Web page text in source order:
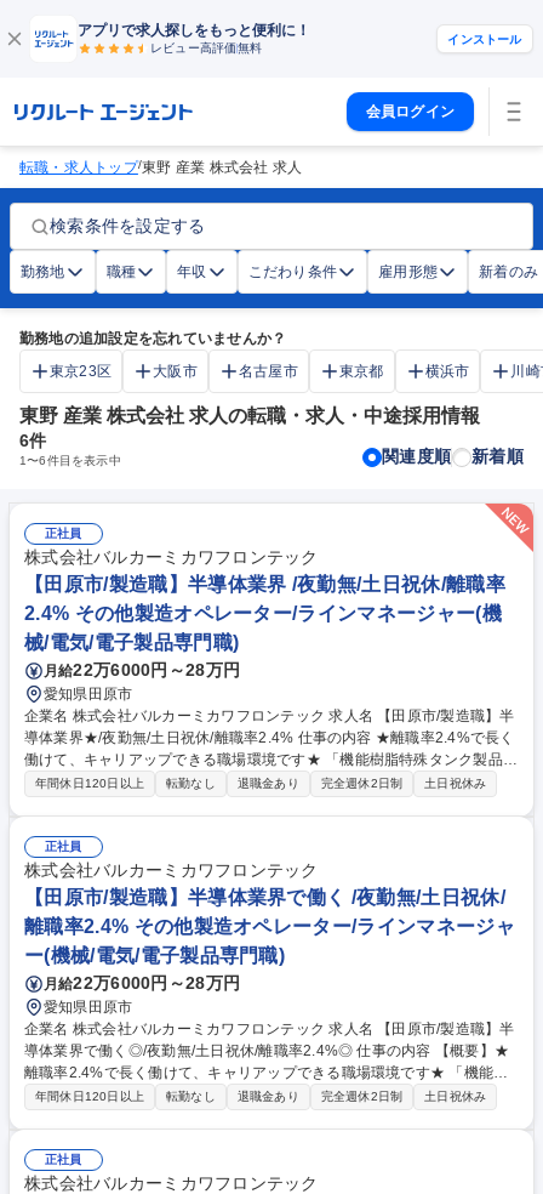
アプリで求人探しをもっと便利に！
レビュー高評価無料
インストール
会員ログイン
転職・求人トップ/東野 産業 株式会社 求人
検索条件を設定する
勤務地 職種 年収 こだわり条件 雇用形態 新着のみ
勤務地の追加設定を忘れていませんか？
東京23区
大阪市 名古屋市 東京都 横浜市 川
東野 産業 株式会社 求人の転職・求人・中途採用情報
6件
1〜6件目を表示中 関連度順 新着順
正社員
株式会社バルカーミカワフロンテック
【田原市/製造職】半導体業界 /夜勤無/土日祝休/離職率
2.4% その他製造オペレーター/ラインマネージャー(機
械/電気/電子製品専門職)
月給22万6000円～28万円
愛知県田原市
企業名 株式会社バルカーミカワフロンテック 求人名 【田原市/製造職】半
導体業界★/夜勤無/土日祝休/離職率2.4% 仕事の内容 ★離職率2.4%で長く
働けて、キャリアップできる職場環境です★ 「機能樹脂特殊タンク製品
(ライニングタンク)」という半導体業界向け商材の製造に関わる業務を担
樹脂の加工、溶接、仕上げ、洗浄、工程内検査（ライン作業では無いた
め、適宜作業を行います）■作業に伴うデータ入力、資料作成等 ※10～20
kgの重量物を取り扱うことがございます。 入社後はOJTがありますので、
安心してご応募ください★ 募集職種 【田原市/製造職】半導体業界★/夜勤
無/土日祝休/離職率2.4%
年間休日120日以上 転勤なし 退職金あり 完全週休2日制 土日祝休み
正社員
株式会社バルカーミカワフロンテック
【田原市/製造職】半導体業界で働く /夜勤無/土日祝休/
離職率2.4% その他製造オペレーター/ラインマネージャ
ー(機械/電気/電子製品専門職)
月給22万6000円～28万円
愛知県田原市
企業名 株式会社バルカーミカワフロンテック 求人名 【田原市/製造職】半
導体業界で働く◎/夜勤無/土日祝休/離職率2.4%◎ 仕事の内容 【概要】★
離職率2.4%で長く働けて、キャリアップできる職場環境です★ 「機能樹
脂特殊タンク製品(ライニングタンク)」という半導体業界向け商材の製造
形・プレス、ふっ素樹脂の加工、溶接、仕上げ、洗浄、工程内検査（ライ
ン作業では無いため、適宜作業を行います）■作業に伴うデータ入力、資
年間休日120日以上 転勤なし 退職金あり 完全週休2日制 土日祝休み
正社員
株式会社バルカーミカワフロンテック